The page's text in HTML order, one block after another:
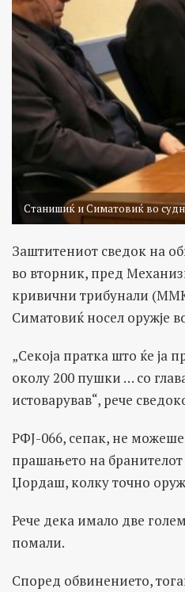
Станишиќ и Симатовиќ во
Заштитениот сведок на
во вторник, пред
кривични трибунали
Симатовиќ носел оружје
„Секоја пратка што ќе
околу 200 пушки … со
истоварував“, рече
РФЈ-066, сепак, не
прашањето на
Џордаш, колку точно
Рече дека имало две
помали.
Според обвинението,